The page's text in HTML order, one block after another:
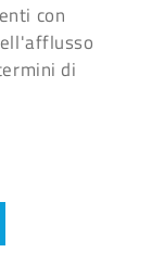
con
di